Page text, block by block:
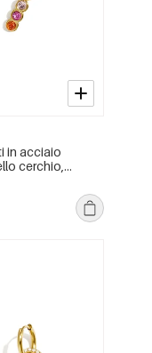
in acciaio
cerchio,
da